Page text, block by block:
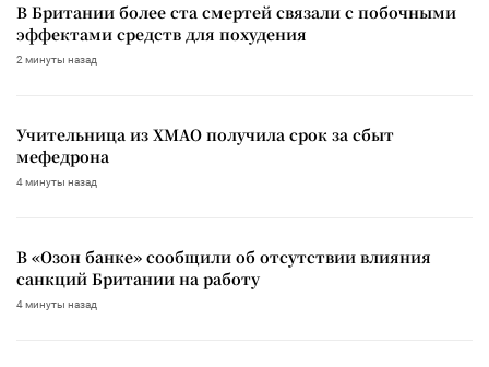
В Британии более ста смертей связали с побочными
эффектами средств для похудения
2 минуты назад
Учительница из ХМАО получила срок за сбыт
мефедрона
4 минуты назад
В «Озон банке» сообщили об отсутствии влияния
санкций Британии на работу
4 минуты назад